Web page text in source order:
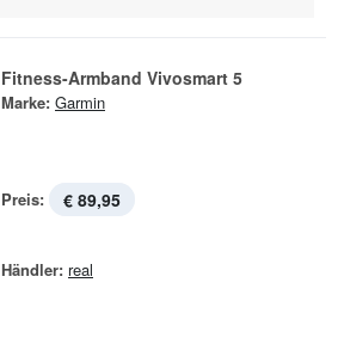
Fitness-Armband Vivosmart 5
Marke: Garmin
Preis: € 89,95
Händler: real